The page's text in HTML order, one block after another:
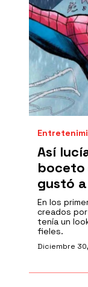
Así
boceto
gustó
En los
creados
tenía un
fieles.
Diciembre